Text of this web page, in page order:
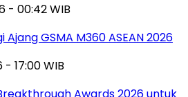
- 00:42 WIB
GSMA M360 ASEAN 2026
17:00 WIB
Awards 2026 untuk